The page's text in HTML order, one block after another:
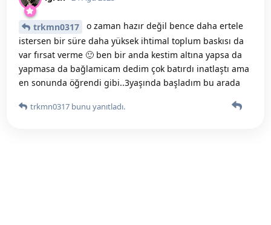
trkmn0317
o zaman hazır değil bence daha ertele
istersen bir süre daha yüksek ihtimal toplum baskısı da
var fırsat verme 🙂 ben bir anda kestim altına yapsa da
yapmasa da bağlamicam dedim çok batırdı inatlaştı ama
en sonunda öğrendi gibi..3yaşında başladım bu arada
trkmn0317 bunu yanıtladı.